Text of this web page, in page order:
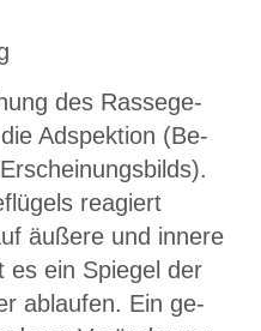
des Ras­se­ge­
Ad­spek­tion (Be­
reagiert
äu­ße­re und innere
es ein Spiegel der
ablaufen. Ein ge­